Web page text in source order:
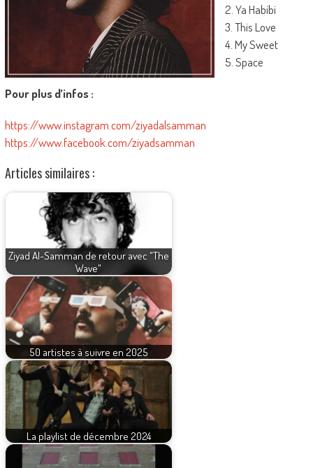
2. Ya Habibi
3. This Love
4. My Sweet
5. Space
Pour plus d’infos :
https://www.instagram.com/ziyadalsamman
https://www.facebook.com/ziyadsamman
Articles similaires :
Ziyad Al-Samman de retour avec "The
Wave"
50 artistes à suivre en 2025
La playlist de décembre 2024